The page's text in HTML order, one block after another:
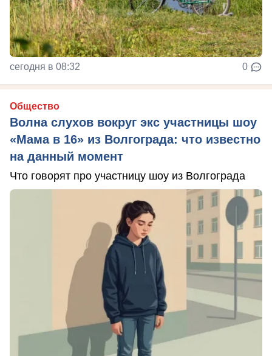
сегодня в 08:32 0
Общество
Волна слухов вокруг экс участницы шоу
«Мама в 16» из Волгограда: что известно
на данный момент
Что говорят про участницу шоу из Волгограда